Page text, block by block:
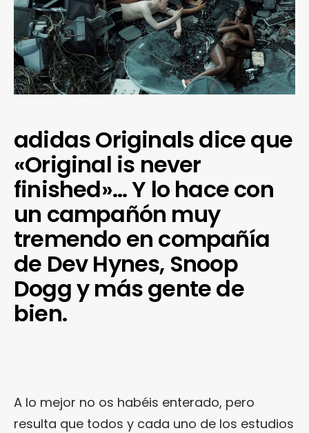
adidas Originals dice que
«Original is never
finished»… Y lo hace con
un campañón muy
tremendo en compañía
de Dev Hynes, Snoop
Dogg y más gente de
bien.
A lo mejor no os habéis enterado, pero
resulta que todos y cada uno de los estudios